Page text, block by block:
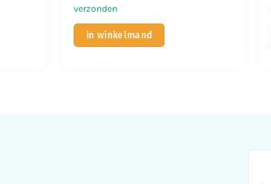
verzonden
in winkelmand